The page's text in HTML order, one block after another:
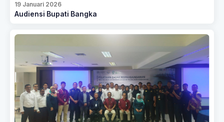
19 Januari 2026
Audiensi Bupati Bangka